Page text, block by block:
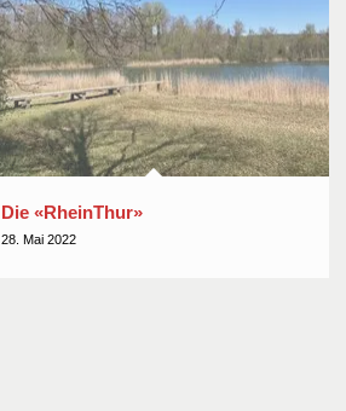
Die «RheinThur»
28. Mai 2022